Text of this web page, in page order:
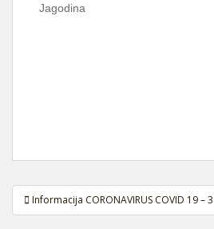
Jagodina
Navigacija
članaka
Informacija CORONAVIRUS COVID 19 –